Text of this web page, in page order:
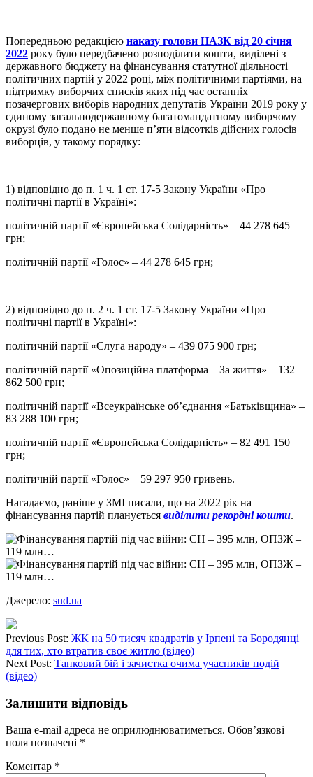
Попередньою редакцією наказу голови НАЗК від 20 січня
2022 року було передбачено розподілити кошти, виділені з
державного бюджету на фінансування статутної діяльності
політичних партій у 2022 році, між політичними партіями, на
підтримку виборчих списків яких під час останніх
позачергових виборів народних депутатів України 2019 року у
єдиному загальнодержавному багатомандатному виборчому
окрузі було подано не менше п’яти відсотків дійсних голосів
виборців, у такому порядку:
1) відповідно до п. 1 ч. 1 ст. 17-5 Закону України «Про
політичні партії в Україні»:
політичній партії «Європейська Солідарність» – 44 278 645
грн;
політичній партії «Голос» – 44 278 645 грн;
2) відповідно до п. 2 ч. 1 ст. 17-5 Закону України «Про
політичні партії в Україні»:
політичній партії «Слуга народу» – 439 075 900 грн;
політичній партії «Опозиційна платформа – За життя» – 132
862 500 грн;
політичній партії «Всеукраїнське об’єднання «Батьківщина» –
83 288 100 грн;
політичній партії «Європейська Солідарність» – 82 491 150
грн;
політичній партії «Голос» – 59 297 950 гривень.
Нагадаємо, раніше у ЗМІ писали, що на 2022 рік на
фінансування партій планується виділити рекордні кошти.
Джерело: sud.ua
Previous Post: ЖК на 50 тисяч квадратів у Ірпені та Бородянці
для тих, хто втратив своє житло (відео)
Next Post: Танковий бій і зачистка очима учасників подій
(відео)
Залишити відповідь
Ваша e-mail адреса не оприлюднюватиметься. Обов’язкові
поля позначені *
Коментар *